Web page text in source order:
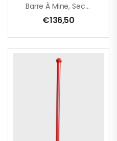
Barre À Mine, Section Ronde Ø 28 Mm – Avec Bouton Nylon – 1250 Mm
€136,50